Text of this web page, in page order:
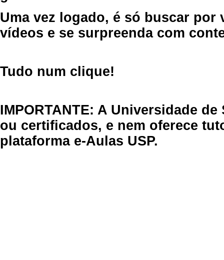
Uma vez logado, é só buscar por
vídeos e se surpreenda com
Tudo num clique!
IMPORTANTE: A Universidade
ou certificados, e nem oferece
plataforma e-Aulas USP.